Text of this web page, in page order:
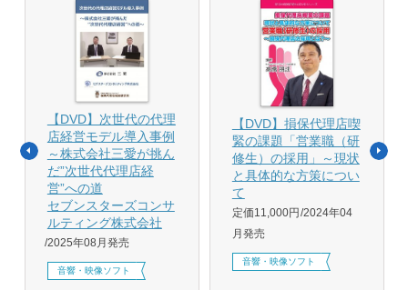
【DVD】次世代の代理
店経営モデル導入事例
～株式会社三愛が挑ん
だ”次世代代理店経
営”への道
セブンスターズコンサ
ルティング株式会社
2025年08月発売
音響・映像ソフト
【DVD】損保代理店喫
緊の課題「営業職（研
修生）の採用」～現状
と具体的な方策につい
て
定価11,000円 2024年04
月発売
音響・映像ソフト